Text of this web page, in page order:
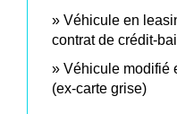
Véhicule en
contrat de crédit-
Véhicule modifié
(ex-carte grise)